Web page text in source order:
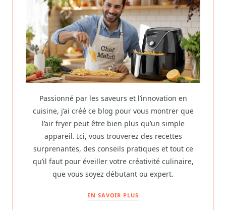
Passionné par les saveurs et l’innovation en
cuisine, j’ai créé ce blog pour vous montrer que
l’air fryer peut être bien plus qu’un simple
appareil. Ici, vous trouverez des recettes
surprenantes, des conseils pratiques et tout ce
qu’il faut pour éveiller votre créativité culinaire,
que vous soyez débutant ou expert.
EN SAVOIR PLUS